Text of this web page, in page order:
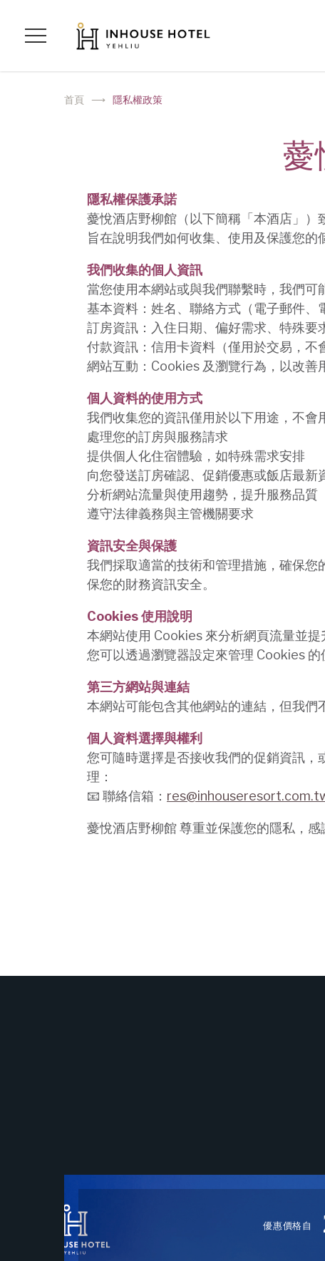
首頁 隱私權政策
薆
隱私權保護承諾
薆悅酒店野柳館（以下簡稱「本酒店」
旨在說明我們如何收集、使用及保護您的
我們收集的個人資訊
當您使用本網站或與我們聯繫時，我們可
基本資料：姓名、聯絡方式（電子郵件、
訂房資訊：入住日期、偏好需求、特殊要
付款資訊：信用卡資料（僅用於交易，不
網站互動：Cookies 及瀏覽行為，以改善
個人資料的使用方式
我們收集您的資訊僅用於以下用途，不會
處理您的訂房與服務請求
提供個人化住宿體驗，如特殊需求安排
向您發送訂房確認、促銷優惠或飯店最新
分析網站流量與使用趨勢，提升服務品質
遵守法律義務與主管機關要求
資訊安全與保護
我們採取適當的技術和管理措施，確保
保您的財務資訊安全。
Cookies 使用說明
本網站使用 Cookies 來分析網頁流量並
您可以透過瀏覽器設定來管理 Cookies 的
第三方網站與連結
本網站可能包含其他網站的連結，但我們
個人資料選擇與權利
您可隨時選擇是否接收我們的促銷資訊
理：
📧 聯絡信箱：
薆悅酒店野柳館 尊重並保護您的隱私，感
優惠價格自